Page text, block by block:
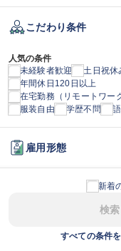
こだわり条件
人気の条件
未経験者歓迎
土日祝休
年間休日120日以上
在宅勤務（リモートワー
服装自由
学歴不問
雇用形態
新着
検索
すべての条件